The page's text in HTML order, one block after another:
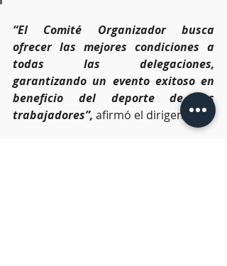
“El Comité Organizador busca
ofrecer las mejores condiciones a
todas las delegaciones,
garantizando un evento exitoso en
beneficio del deporte de los
trabajadores”, afirmó el dirigente.